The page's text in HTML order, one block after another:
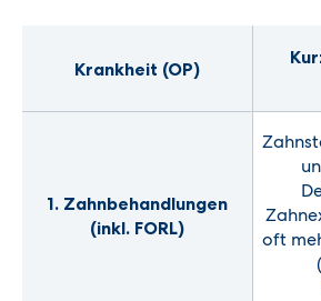
Krankheit (OP)
1. Zahnbehandlungen
(inkl. FORL)
oft